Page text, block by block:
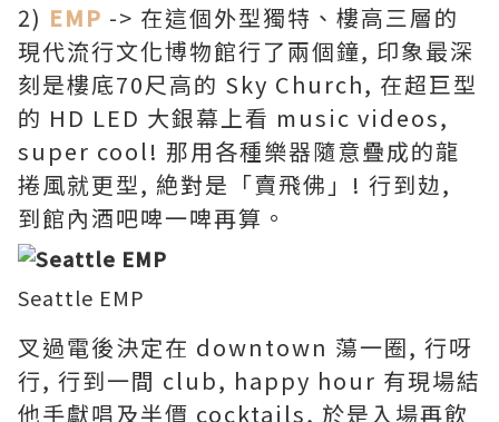
2) EMP -> 在這個外型獨特、樓高三層的
現代流行文化博物館行了兩個鐘, 印象最深
刻是樓底70尺高的 Sky Church, 在超巨型
的 HD LED 大銀幕上看 music videos,
super cool! 那用各種樂器隨意疊成的龍
捲風就更型, 絶對是「賣飛佛」! 行到攰,
到館內酒吧啤一啤再算。
Seattle EMP
叉過電後決定在 downtown 蕩一圈, 行呀
行, 行到一間 club, happy hour 有現場結
他手獻唱及半價 cocktails, 於是入場再飲